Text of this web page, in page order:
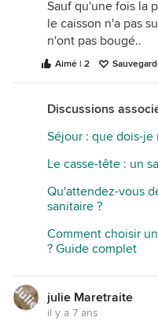
bon courage,
Lynn
Sauf qu'une fois la
le caisson n'a pas
n'ont pas bougé..
Aimé | 2
Discussions
Séjour : que dois-je
Le casse-tête : un
Qu'attendez-vous
sanitaire ?
Comment choisir
? Guide complet
julie Maretraite
il y a 7 ans